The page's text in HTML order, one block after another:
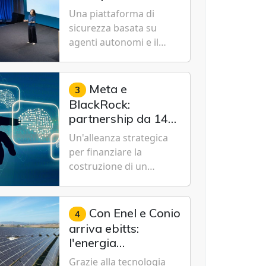
Cybersecurity.
nuovo modello IA
specializzato per la
cybersecurity
Una piattaforma di
sicurezza basata su
agenti autonomi e il
Cyber-1-Flash per
consentire alle
organizzazioni di
passare da una difesa
reattiva a una strategia
di gestione continua del
rischio.
3 Meta e
BlackRock:
partnership da 14
miliardi di dollari
per un data center
da record in Texas
Un'alleanza strategica
per finanziare la
costruzione di un
1 gigawatt a El Paso,
volto a sostenere le
future ambizioni di
superintelligenza e
intelligenza artificiale
4 Con Enel e Conio
arriva ebitts:
l'energia
rinnovabile entra in
Grazie alla tecnologia